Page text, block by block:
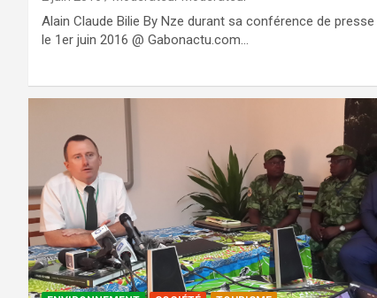
Alain Claude Bilie By Nze durant sa conférence de presse
le 1er juin 2016 @ Gabonactu.com…